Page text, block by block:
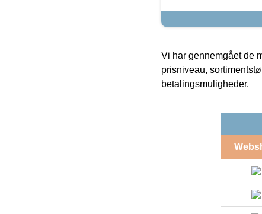
Vi har gennemgået de
prisniveau,
betalingsmuligheder.